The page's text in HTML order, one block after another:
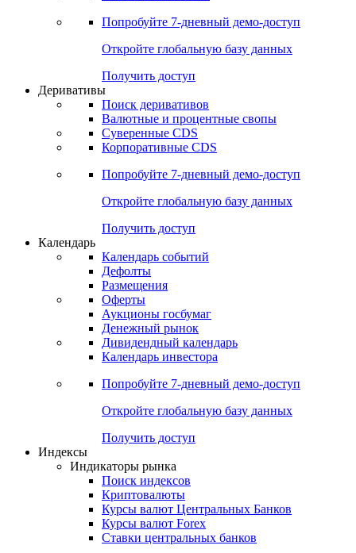
Сравнение ETF & Funds
Поиск Mutual Funds
Попробуйте7-дневный
Откройте глобальную базу данных
Получить доступ
Деривативы
Валютные и процентные свопы
Корпоративные CDS
Попробуйте7-дневный
Откройте глобальную базу данных
Получить доступ
Календарь
Календарь событий
Дефолты
Размещения
Оферты
Денежный рынок
Календарь инвестора
Попробуйте7-дневный
Откройте глобальную базу данных
Получить доступ
Индикаторы рынка
Поиск индексов